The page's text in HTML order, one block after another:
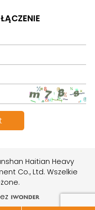
Haitian Heavy
Co., Ltd. Wszelkie